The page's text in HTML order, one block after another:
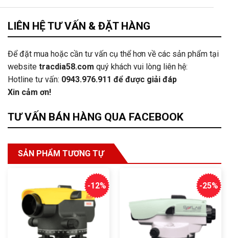
LIÊN HỆ TƯ VẤN & ĐẶT HÀNG
Để đặt mua hoặc cần tư vấn cụ thể hơn về các sản phẩm tại
website tracdia58.com quý khách vui lòng liên hệ:
Hotline tư vấn: 0943.976.911 để được giải đáp
Xin cảm ơn!
TƯ VẤN BÁN HÀNG QUA FACEBOOK
SẢN PHẨM TƯƠNG TỰ
-12% -25%